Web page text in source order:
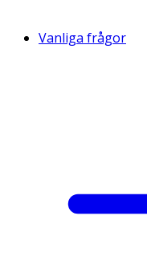
Vanliga frågor